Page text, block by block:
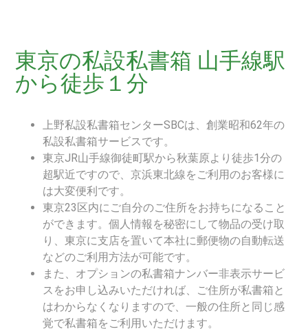
東京の私設私書箱 山手線駅
から徒歩１分
上野私設私書箱センターSBCは、創業昭和62年の
私設私書箱サービスです。
東京JR山手線御徒町駅から秋葉原より徒歩1分の
超駅近ですので、京浜東北線をご利用のお客様に
は大変便利です。
東京23区内にご自分のご住所をお持ちになること
ができます。個人情報を秘密にして物品の受け取
り、東京に支店を置いて本社に郵便物の自動転送
などのご利用方法が可能です。
また、オプションの私書箱ナンバー非表示サービ
スをお申し込みいただければ、ご住所が私書箱と
はわからなくなりますので、一般の住所と同じ感
覚で私書箱をご利用いただけます。